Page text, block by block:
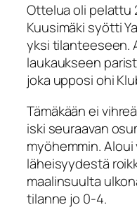
Ottelua oli pelattu
Kuusimäki syötti
yksi tilanteeseen.
laukaukseen
joka upposi ohi
Tämäkään ei
iski seuraavan
myöhemmin.
läheisyydestä
maalinsuulta
tilanne jo 0-4.